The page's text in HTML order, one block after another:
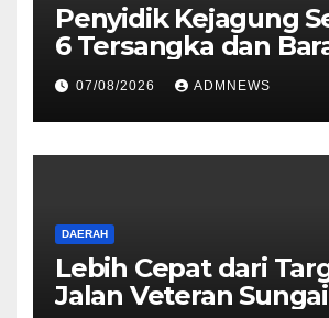
Penyidik Kejagung
6 Tersangka dan
Bukti Perkara Korupsi
PETRAL, PES dan ISC
Kejari Jakarta Pusat
07/08/2026 ADMNEWS
DAERAH
Lebih Cepat dari
Jalan Veteran